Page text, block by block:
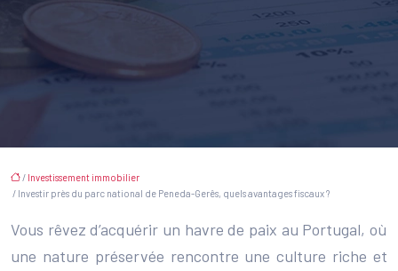
/ Investissement immobilier
/ Investir près du parc national de Peneda-Gerês, quels avantages fiscaux ?
Vous rêvez d’acquérir un havre de paix au Portugal, où
une nature préservée rencontre une culture riche et